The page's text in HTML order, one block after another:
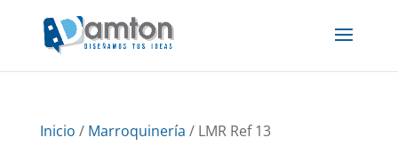
Inicio / Marroquinería / LMR Ref 13